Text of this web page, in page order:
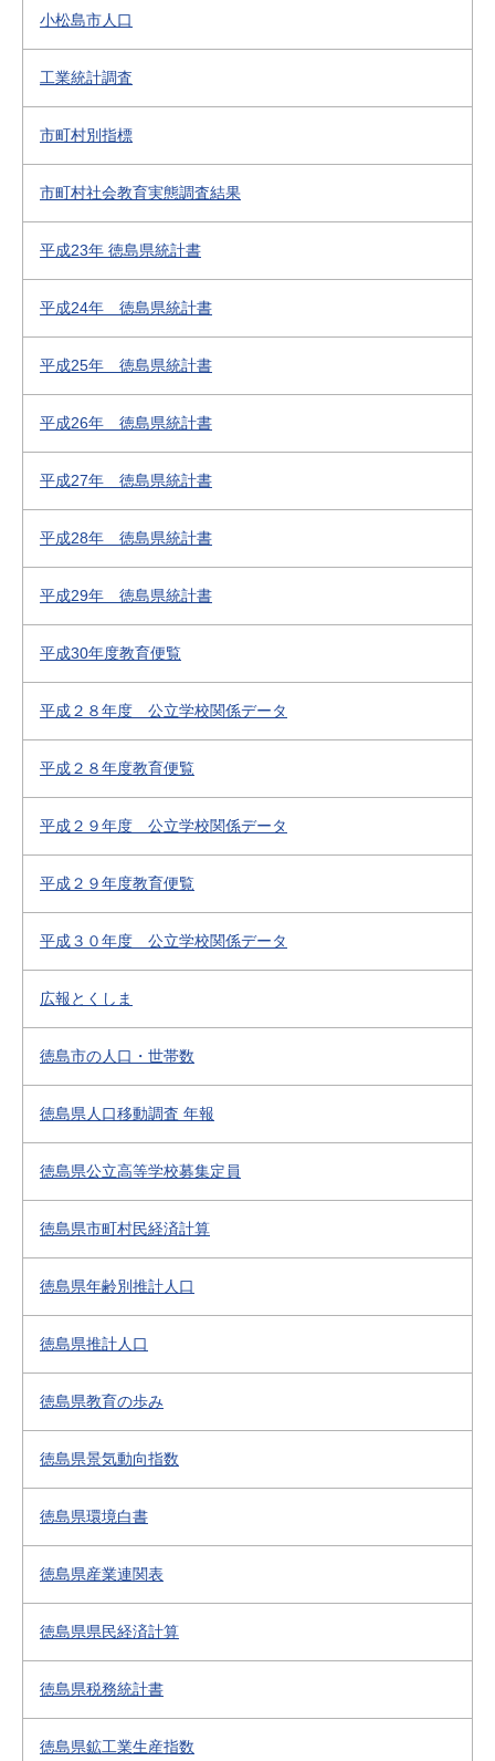
小松島市人口
工業統計調査
市町村別指標
市町村社会教育実態調査結果
平成23年 徳島県統計書
平成24年 徳島県統計書
平成25年 徳島県統計書
平成26年 徳島県統計書
平成27年 徳島県統計書
平成28年 徳島県統計書
平成29年 徳島県統計書
平成30年度教育便覧
平成２８年度 公立学校関係データ
平成２８年度教育便覧
平成２９年度 公立学校関係データ
平成２９年度教育便覧
平成３０年度 公立学校関係データ
広報とくしま
徳島市の人口・世帯数
徳島県人口移動調査 年報
徳島県公立高等学校募集定員
徳島県市町村民経済計算
徳島県年齢別推計人口
徳島県推計人口
徳島県教育の歩み
徳島県景気動向指数
徳島県環境白書
徳島県産業連関表
徳島県県民経済計算
徳島県税務統計書
徳島県鉱工業生産指数